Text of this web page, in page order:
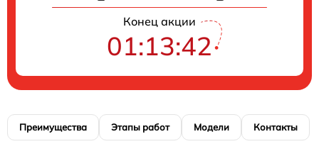
Конец акции
01:13:41
Преимущества Этапы работ Модели Контакты